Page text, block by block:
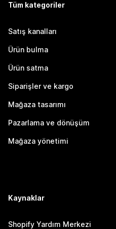
Tüm kategoriler
Satış kanalları
Ürün bulma
Ürün satma
Siparişler ve kargo
Mağaza tasarımı
Pazarlama ve dönüşüm
Mağaza yönetimi
Kaynaklar
Shopify Yardım Merkezi